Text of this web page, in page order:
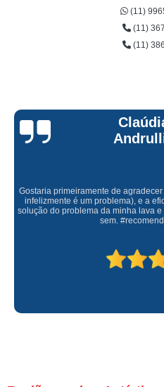
(11)
(11)
(11)
Gostaria primeiramente de
infelizmente é um problema), e a
solução do problema da minha lava
sem.